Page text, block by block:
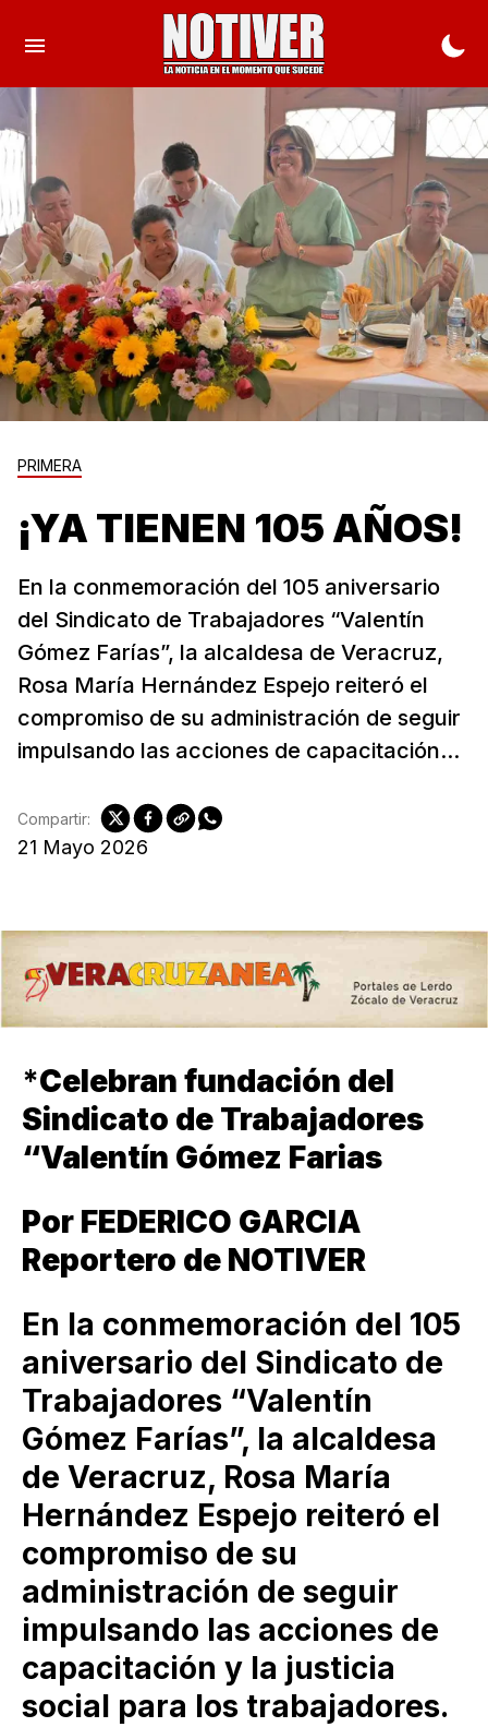
PRIMERA
¡YA TIENEN 105 AÑOS!
En la conmemoración del 105 aniversario
del Sindicato de Trabajadores “Valentín
Gómez Farías”, la alcaldesa de Veracruz,
Rosa María Hernández Espejo reiteró el
compromiso de su administración de seguir
impulsando las acciones de capacitación...
21 Mayo 2026
Compartir:
*Celebran fundación del
Sindicato de Trabajadores
“Valentín Gómez Farias
Por FEDERICO GARCIA
Reportero de NOTIVER
En la conmemoración del 105
aniversario del Sindicato de
Trabajadores “Valentín
Gómez Farías”, la alcaldesa
de Veracruz, Rosa María
Hernández Espejo reiteró el
compromiso de su
administración de seguir
impulsando las acciones de
capacitación y la justicia
social para los trabajadores.